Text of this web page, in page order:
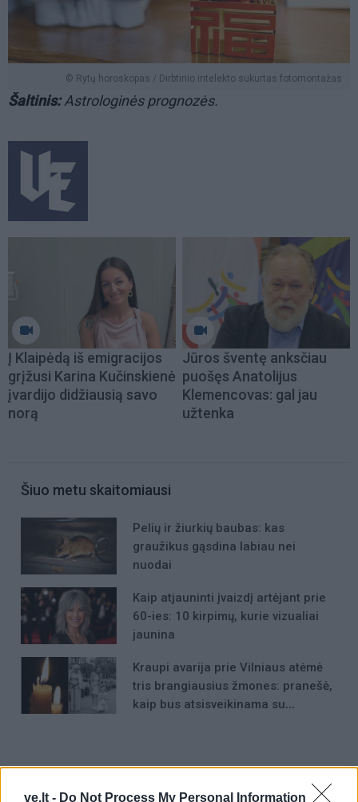
ve.lt - Do Not Process My Personal Information
© Rytų horoskopas / Dirbtinio intelekto sukurtas fotomontažas
Šaltinis:Astrologinės prognozės.
Į Klaipėdą iš emigracijos
grįžusi Karina Kučinskienė
įvardijo didžiausią savo
norą
Jūros šventę anksčiau
puošęs Anatolijus
Klemencovas: gal jau
užtenka
Šiuo metu skaitomiausi
Pelių ir žiurkių baubas: kas
graužikus gąsdina labiau nei
nuodai
Kaip atjauninti įvaizdį artėjant prie
60-ies: 10 kirpimų, kurie vizualiai
jaunina
Kraupi avarija prie Vilniaus atėmė
tris brangiausius žmones: pranešė,
kaip bus atsisveikinama su